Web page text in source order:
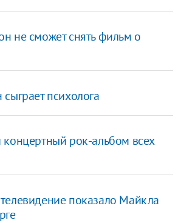
не сможет снять фильм о
психолога
рок-альбом всех
показало Майкла